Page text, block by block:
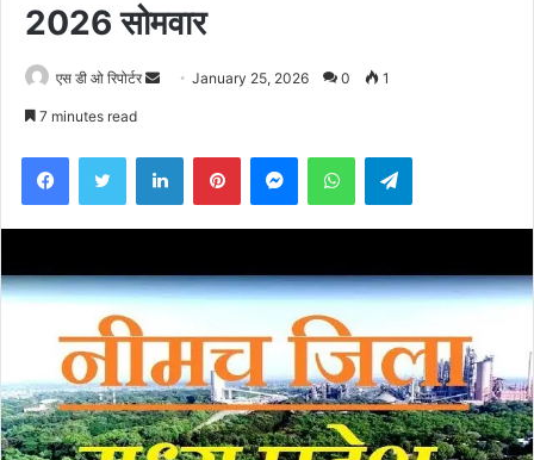
2026 सोमवार
एस डी ओ रिपोर्टर
Send January 25, 2026 0 1
7 minutes read
FacebookTwitter LinkedInPinterestMessengerWhatsAppTelegram